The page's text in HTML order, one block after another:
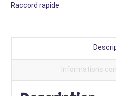
Raccord rapide
Informations